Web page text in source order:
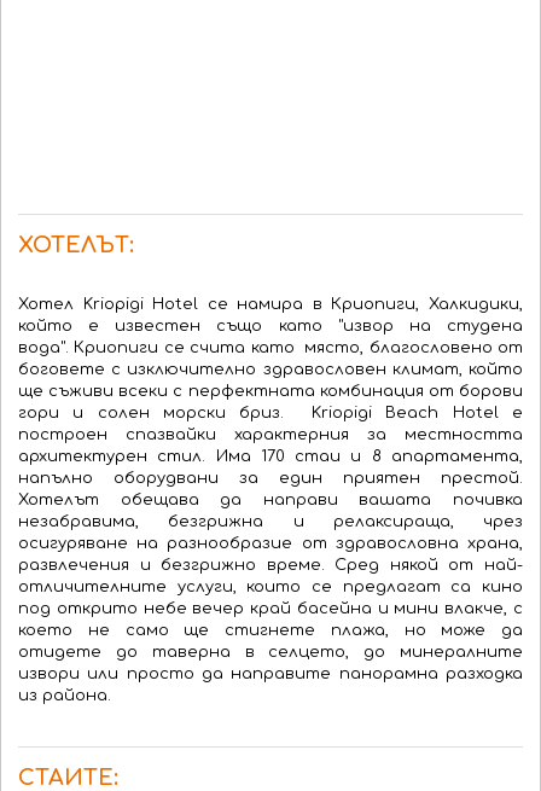
ХОТЕЛЪТ:
Хотел Kriopigi Hotel се намира в Криопиги, Халкидики,
който е известен също
като "извор на
студена
вода". Криопиги се счита като място, благословено от
боговете с изключително здравословен климат, който
ще съживи всеки с перфектната комбинация от борови
гори и солен морски бриз. Kriopigi Beach Hotel
е
построен спазвайки характерния за местността
архитектурен стил. Има 170 стаи и 8 апартамента,
напълно оборудвани
за един приятен престой.
Хотелът
обещава да направи
вашата почивка
незабравима, безгрижна и релаксираща,
чрез
осигуряване на
разнообразие от здравословна храна,
развлечения
и безгрижно време. Сред някой от най-
отличителните услуги, които се предлагат са кино
под открито небе вечер край басейна и мини влакче, с
което не само ще стигнете плажа, но може да
отидете до таверна в селцето, до минералните
извори или просто да направите панорамна разходка
из района.
СТАИТЕ: